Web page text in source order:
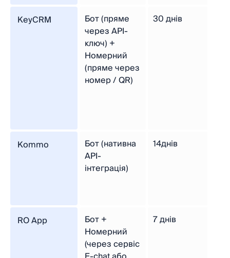
KeyCRM
Бот (пряме
через API-
ключ) +
Номерний
(пряме через
номер / QR)
30 днів
Kommo
Бот (нативна
API-
інтеграція)
14днів
RO App
Бот +
Номерний
(через сервіс
7 днів